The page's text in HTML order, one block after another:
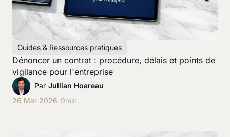
Guides & Ressources pratiques
Dénoncer un contrat : procédure, délais et points de
vigilance pour l'entreprise
Par Jullian Hoareau
26 Mar 2026-9min.